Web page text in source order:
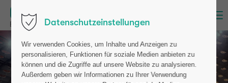
„Osteoporose ist ein Thema
für uns alle - selbst für mich
als ehemalige Leistungssportlerin.“
Datenschutzeinstellungen
Wir verwenden Cookies, um Inhalte und Anzeigen zu
personalisieren, Funktionen für soziale Medien anbieten zu
können und die Zugriffe auf unsere Website zu analysieren.
Außerdem geben wir Informationen zu Ihrer Verwendung